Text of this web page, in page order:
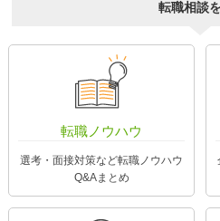
転職相談
転職ノウハウ
選考・面接対策など転職ノウハウ
Q&Aまとめ